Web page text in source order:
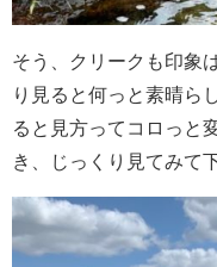
そう、クリークも印象
り見ると何っと素晴ら
ると見方ってコロっと
き、じっくり見てみて